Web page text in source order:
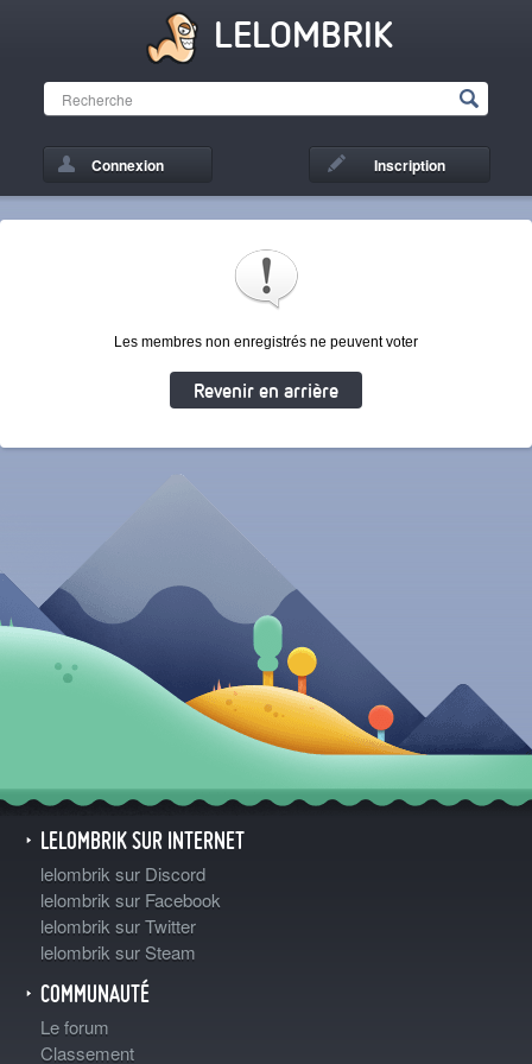
LELOMBRIK
Connexion Inscription
Les membres non enregistrés ne peuvent voter
Revenir en arrière
LELOMBRIK SUR INTERNET
lelombrik sur Discord
lelombrik sur Facebook
lelombrik sur Twitter
lelombrik sur Steam
COMMUNAUTÉ
Le forum
Classement